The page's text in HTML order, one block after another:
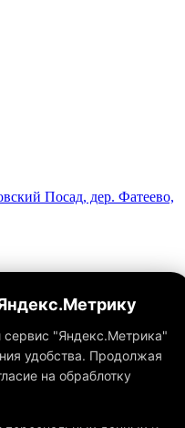
Посад, дер. Фатеево,
данный интернет-сайт, а
предоставленная на
сервис "Яндекс.Метрика"
удобства. Продолжая
на обраблотку